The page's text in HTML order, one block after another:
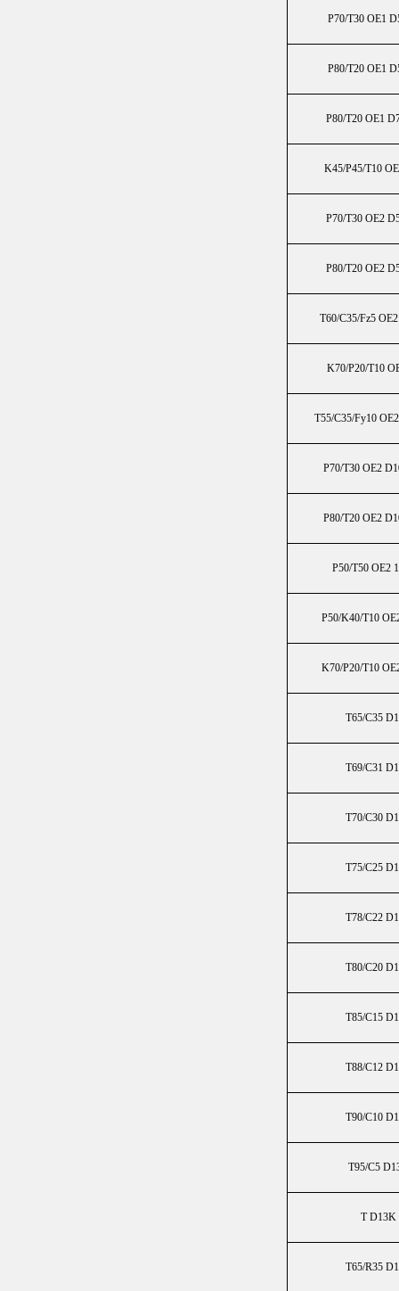
P70/T30 OE1
P80/T20 OE1
P80/T20 OE1
K45/P45/T10
P70/T30 OE2
P80/T20 OE2
T60/C35/Fz5
K70/P20/T10
T55/C35/Fy10
P70/T30 OE2
P80/T20 OE2
P50/T50 OE2
P50/K40/T10
K70/P20/T10
T65/C35
T69/C31
T70/C30
T75/C25
T78/C22
T80/C20
T85/C15
T88/C12
T90/C10
T95/C5
T D13K
T65/R35